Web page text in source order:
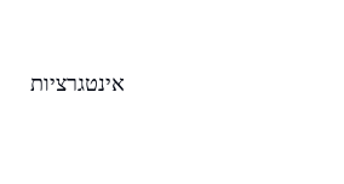
אינטגרציות